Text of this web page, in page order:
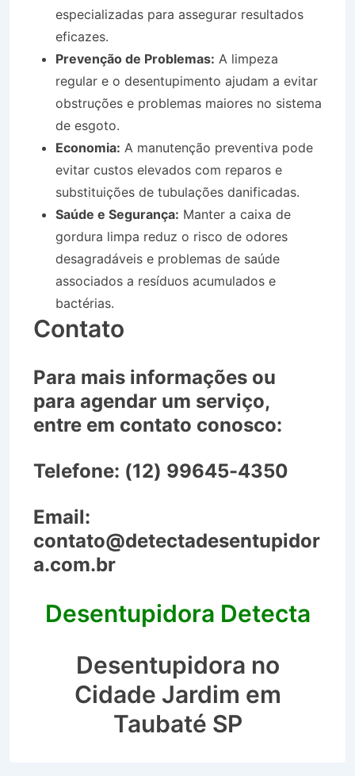
especializadas para assegurar resultados
eficazes.
Prevenção de Problemas: A limpeza
regular e o desentupimento ajudam a evitar
obstruções e problemas maiores no sistema
de esgoto.
Economia: A manutenção preventiva pode
evitar custos elevados com reparos e
substituições de tubulações danificadas.
Saúde e Segurança: Manter a caixa de
gordura limpa reduz o risco de odores
desagradáveis e problemas de saúde
associados a resíduos acumulados e
bactérias.
Contato
Para mais informações ou
para agendar um serviço,
entre em contato conosco:
Telefone: (12) 99645-4350
Email:
contato@detectadesentupidor
a.com.br
Desentupidora Detecta
Desentupidora no
Cidade Jardim em
Taubaté SP